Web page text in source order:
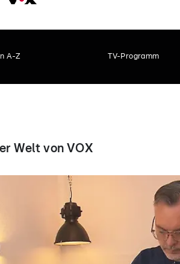
A-Z TV-Programm
Welt von VOX